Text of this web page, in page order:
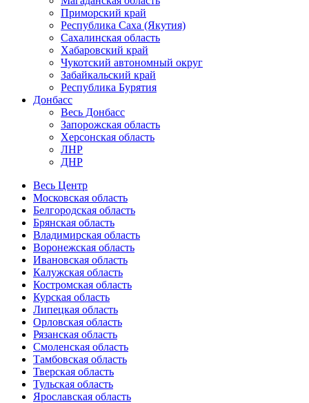
Приморский край
Республика Саха (Якутия)
Сахалинская область
Хабаровский край
Чукотский автономный округ
Забайкальский край
Республика Бурятия
Донбасс
Весь Донбасс
Запорожская область
Херсонская область
ЛНР
ДНР
Весь Центр
Московская область
Белгородская область
Брянская область
Владимирская область
Воронежская область
Ивановская область
Калужская область
Костромская область
Курская область
Липецкая область
Орловская область
Рязанская область
Смоленская область
Тамбовская область
Тверская область
Тульская область
Ярославская область